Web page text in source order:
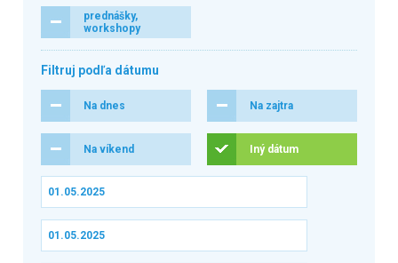
prednášky,
workshopy
Filtruj podľa dátumu
Na dnes Na zajtra
Na víkend Iný dátum